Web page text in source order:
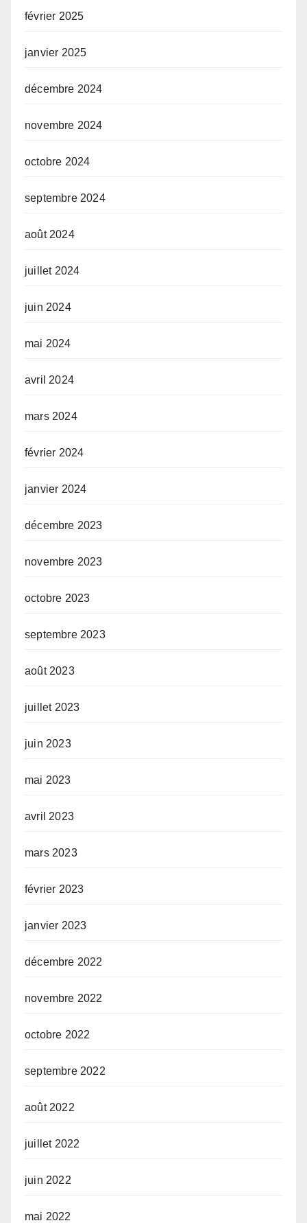
février 2025
janvier 2025
décembre 2024
novembre 2024
octobre 2024
septembre 2024
août 2024
juillet 2024
juin 2024
mai 2024
avril 2024
mars 2024
février 2024
janvier 2024
décembre 2023
novembre 2023
octobre 2023
septembre 2023
août 2023
juillet 2023
juin 2023
mai 2023
avril 2023
mars 2023
février 2023
janvier 2023
décembre 2022
novembre 2022
octobre 2022
septembre 2022
août 2022
juillet 2022
juin 2022
mai 2022